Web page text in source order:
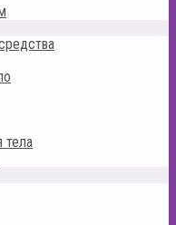
тела